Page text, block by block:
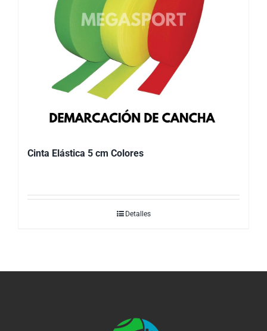
Cinta Elástica 5 cm Colores
Detalles